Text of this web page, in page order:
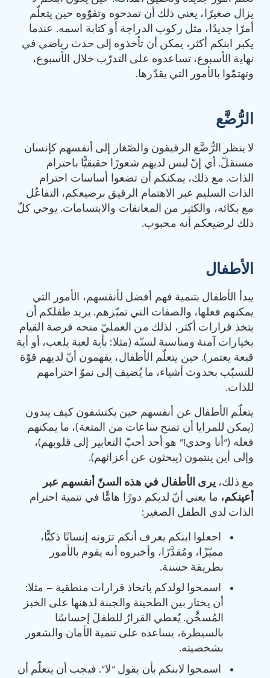
يزال صغيرًا، يعني ذلك أن تمدحوه وتقوّوه حين يتعلّم
أمرًا جديدًا، مثل ركوب الدراجة أو كتابة اسمه. عندما
يكبر ابنكم أكثر، يمكن أن تأخذوه إلى حدث رياضي في
نهاية الأسبوع، تساعدوه على التدرّب خلال الأسبوع،
وتهتمّوا بالأمور التي يقدّرها.
الرُّضَّع
لا ينظر الرُّضَّع الرقيقون والصّغار إلى أنفسهم كإنسان
مستقلّ. أي إنّ ليس لديهم شعورًا حقيقيًّا باحترام
الذات. مع ذلك، يمكنكم أن تضعوا أساسات احترام
الذات السليم عبر الاهتمام الرقيق برضيعكم، التفاعُل
مع بكائه، والكثير من المعانقات والابتسامات. يوحي كلّ
ذلك لرضيعكم أنه محبوب.
الأطفال
يبدأ الأطفال بتنمية فهم أفضل لأنفسهم، الأمور التي
يمكنهم فعلها، والصفات التي تميّزهم. يريد طفلكم أن
يتخذ قرارات أكثر، لذلك من العمليّ منحه فرصة القيام
بخيارات آمنة ومناسبة لسنّه (مثلا: بأية لعبة يلعب، أو أية
قبعة يعتمر). حين يتعلّم الأطفال، يفهمون أنّ لديهم قوّة
للتسبّب بحدوث أشياء، ما يُضيف إلى نموّ احترامهم
للذات.
يتعلّم الأطفال عن أنفسهم حين يكتشفون كيف يبدون
(يمكن للمرايا أن تمنح ساعات من المتعة)، ما يمكنهم
فعله (“أنا وحدي!” هو أحد أحبّ التعابير إلى قلوبهم)،
وإلى أين ينتمون (يبحثون عن أعزائهم).
مع ذلك،يرى الأطفال في هذه السنّ أنفسهم عبر
أعينكم، ما يعني أنّ لديكم دورًا هامًّا في تنمية احترام
الذات لدى الطفل الصغير:
اجعلوا ابنكم يعرف أنكم ترَونه إنسانًا ذكيًّا،
مميّزًا، ومُقدَّرًا، وأخبروه أنه يقوم بالأمور
بطريقة حسنة.
اسمحوا لولدكم باتخاذ قرارات منطقية – مثلا:
أن يختار بين الطحينة والجبنة لدهنها على الخبز
المُسخَّن. يُعطي القرارُ للطفلَ إحساسًا
بالسيطرة، يساعده على تنمية الأمان والشعور
بشخصيته.
اسمحوا لابنكم بأن يقول “لا”. فيجب أن يتعلّم أن